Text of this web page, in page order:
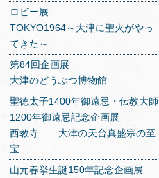
ロビー展
TOKYO1964～大津に聖火がやっ
てきた～
第84回企画展
大津のどうぶつ博物館
聖徳太子1400年御遠忌・伝教大師
1200年御遠忌記念企画展
西教寺 ―大津の天台真盛宗の至
宝―
山元春挙生誕150年記念企画展